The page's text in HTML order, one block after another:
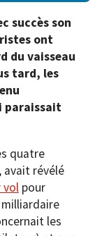
succès son
ont
du vaisseau
tard, les
paraissait
quatre
avait révélé
vol pour
les